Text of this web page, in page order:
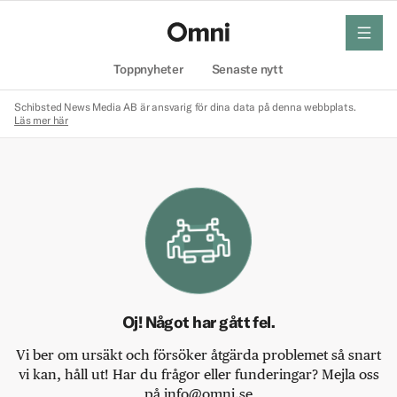
Toppnyheter Senaste nytt
meny
Schibsted News Media AB är ansvarig för dina data på denna webbplats.
Läs mer här
Oj! Något har gått fel.
Vi ber om ursäkt och försöker åtgärda problemet så snart
vi kan, håll ut! Har du frågor eller funderingar? Mejla oss